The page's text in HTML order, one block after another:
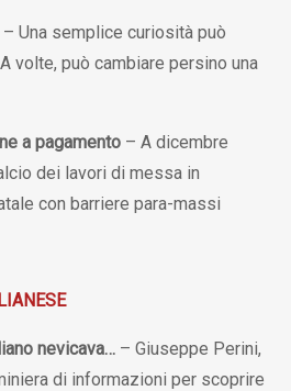
– Una semplice curiosità può
volte, può cambiare persino una
a pagamento – A dicembre
dei lavori di messa in
con barriere para-massi
nevicava… – Giuseppe Perini,
di informazioni per scoprire